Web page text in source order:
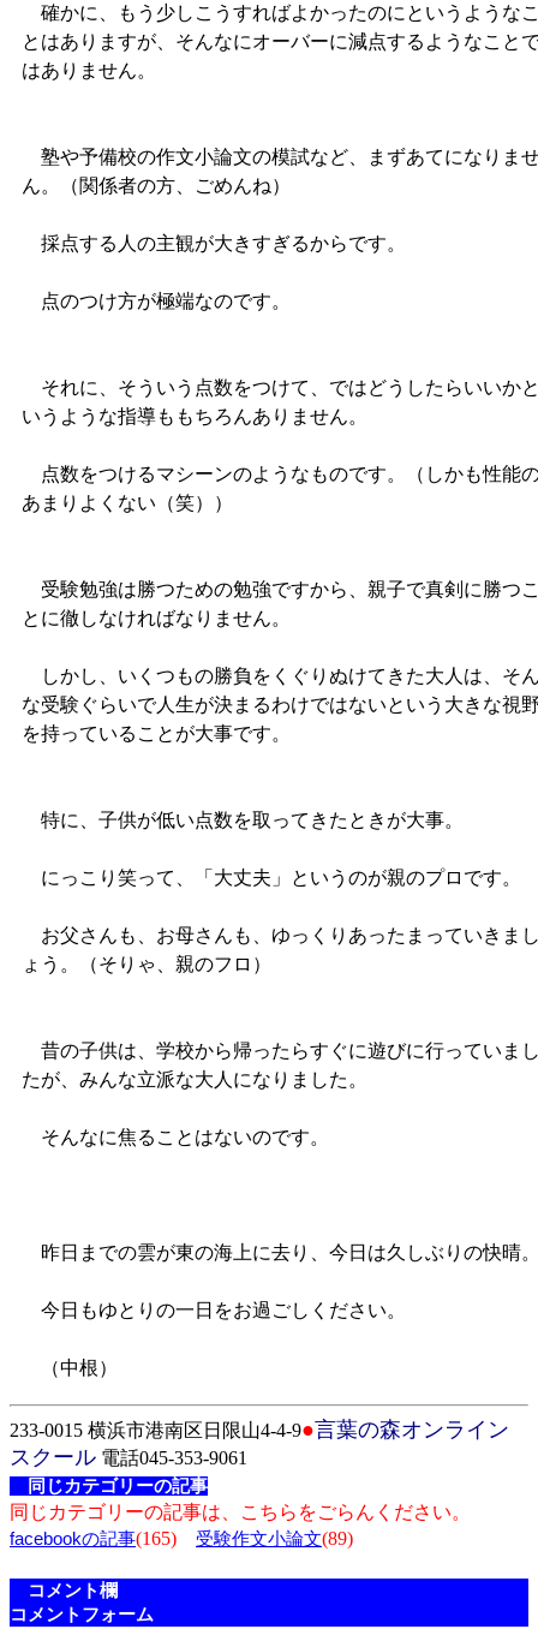
確かに、もう少しこうすればよかったのにというような
とはありますが、そんなにオーバーに減点するようなこと
はありません。
塾や予備校の作文小論文の模試など、まずあてになりま
ん。（関係者の方、ごめんね）
採点する人の主観が大きすぎるからです。
点のつけ方が極端なのです。
それに、そういう点数をつけて、ではどうしたらいいか
いうような指導ももちろんありません。
点数をつけるマシーンのようなものです。（しかも性能
あまりよくない（笑））
受験勉強は勝つための勉強ですから、親子で真剣に勝つ
とに徹しなければなりません。
しかし、いくつもの勝負をくぐりぬけてきた大人は、そ
な受験ぐらいで人生が決まるわけではないという大きな視
を持っていることが大事です。
特に、子供が低い点数を取ってきたときが大事。
にっこり笑って、「大丈夫」というのが親のプロです。
お父さんも、お母さんも、ゆっくりあったまっていきま
ょう。（そりゃ、親のフロ）
昔の子供は、学校から帰ったらすぐに遊びに行っていま
たが、みんな立派な大人になりました。
そんなに焦ることはないのです。
昨日までの雲が東の海上に去り、今日は久しぶりの快晴
今日もゆとりの一日をお過ごしください。
（中根）
233-0015 横浜市港南区日限山4-4-9●言葉の森オンライン
スクール 電話045-353-9061
同じカテゴリーの記事
同じカテゴリーの記事は、こちらをごらんください。
facebookの記事(165) 受験作文小論文(89)
コメント欄
コメントフォーム